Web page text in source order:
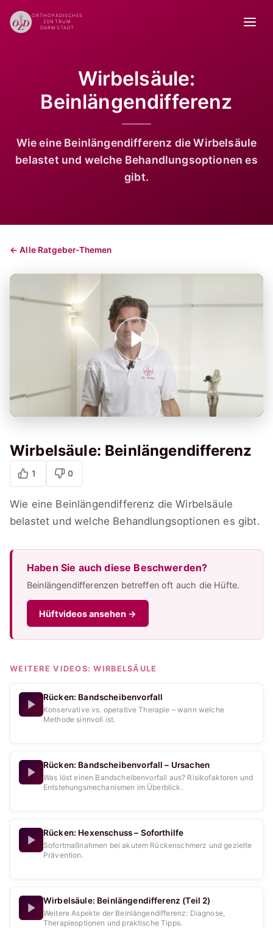
ORTHOPÄDISCHES
ZENTRUM
DARMSTADT
Wirbelsäule:
Beinlängendifferenz
Wie eine Beinlängendifferenz die Wirbelsäule
belastet und welche Behandlungsoptionen es
gibt.
← Alle Ratgeber-Themen
Klicken um Video abzuspielen
Wirbelsäule: Beinlängendifferenz
1 0
Wie eine Beinlängendifferenz die Wirbelsäule
belastet und welche Behandlungsoptionen es gibt.
Haben Sie auch diese Beschwerden?
Beinlängendifferenzen betreffen oft auch die Hüfte.
Hüftvideos ansehen →
WEITERE VIDEOS:WIRBELSÄULE
Rücken: Bandscheibenvorfall
Konservative vs. operative Therapie – wann welche
Methode sinnvoll ist.
Rücken: Bandscheibenvorfall – Ursachen
Was löst einen Bandscheibenvorfall aus? Risikofaktoren und
Entstehungsmechanismen im Überblick.
Rücken: Hexenschuss – Soforthilfe
Sofortmaßnahmen bei akutem Rückenschmerz und gezielte
Prävention.
Wirbelsäule: Beinlängendifferenz (Teil 2)
Weitere Aspekte der Beinlängendifferenz: Diagnose,
Therapieoptionen und praktische Tipps.